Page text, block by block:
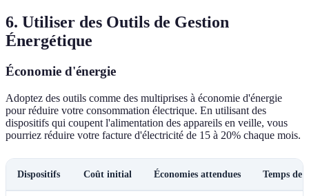
6. Utiliser des Outils de Gestion
Énergétique
Économie d'énergie
Adoptez des outils comme des multiprises à économie d'énergie
pour réduire votre consommation électrique. En utilisant des
dispositifs qui coupent l'alimentation des appareils en veille, vous
pourriez réduire votre facture d'électricité de 15 à 20% chaque mois.
Dispositifs Coût initial Économies attendues Temps de